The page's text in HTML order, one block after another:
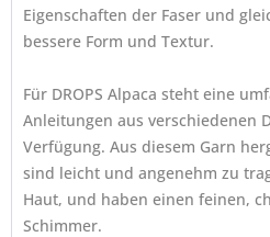
Eigenschaften der Faser und
bessere Form und Textur.
Für DROPS Alpaca steht eine
Anleitungen aus verschiedenen
Verfügung. Aus diesem Garn
sind leicht und angenehm zu
Haut, und haben einen feinen,
Schimmer.